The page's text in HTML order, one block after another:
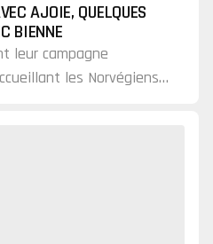
AJOIE, QUELQUES
BIENNE
leur campagne
Norvégiens